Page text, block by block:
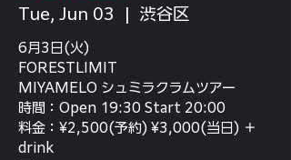
Tue, Jun 03 渋谷区
6月3日(火)
FORESTLIMIT
MIYAMELO シュミラクラムツアー
時間：Open 19:30 Start 20:00
料金：¥2,500(予約) ¥3,000(当日) ＋
drink